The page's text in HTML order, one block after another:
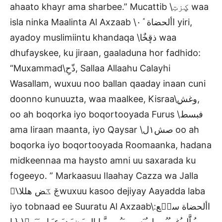
ahaato khayr ama sharbee.” Mucattib \ؼزتِ waa
isla ninka Maalinta Al Axzaab \األحضاة َٛ٠ yiri,
ayadoy muslimiintu khandaqa \ذقٕخٌا waa
dhufayskee, ku jiraan, gaaladuna hor fadhido:
“Muxammad\ذّحِ, Sallaa Allaahu Calayhi
Wasallam, wuxuu noo ballan qaaday inaan cuni
doonno kunuuzta, waa maalkee, Kisraa\ٜوغش,
oo ah boqorka iyo boqortooyada Furus \فبسط
ama Iiraan maanta, iyo Qaysar \صش١ل oo ah
boqorka iyo boqortooyada Roomaanka, hadana
midkeennaa ma haysto amni uu saxarada ku
fogeeyo. ” Markaasuu Ilaahay Cazza wa Jalla
\ًجٚ ػض هللاwuxuu kasoo dejiyay Aayadda laba
iyo tobnaad ee Suuratu Al Axzaab\األحضاة سحٛع: